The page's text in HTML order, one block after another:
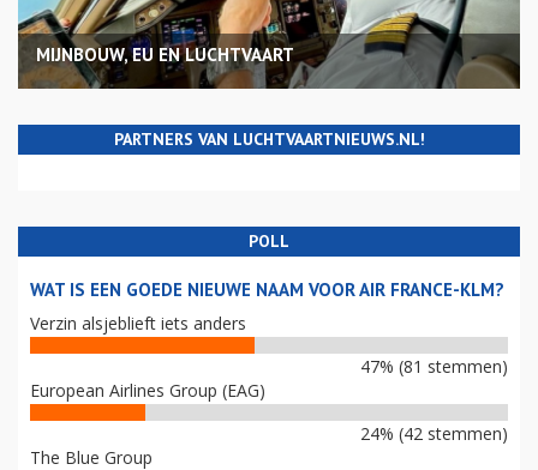
MIJNBOUW, EU EN LUCHTVAART
PARTNERS VAN LUCHTVAARTNIEUWS.NL!
POLL
WAT IS EEN GOEDE NIEUWE NAAM VOOR AIR FRANCE-KLM?
Verzin alsjeblieft iets anders
47% (81 stemmen)
European Airlines Group (EAG)
24% (42 stemmen)
The Blue Group